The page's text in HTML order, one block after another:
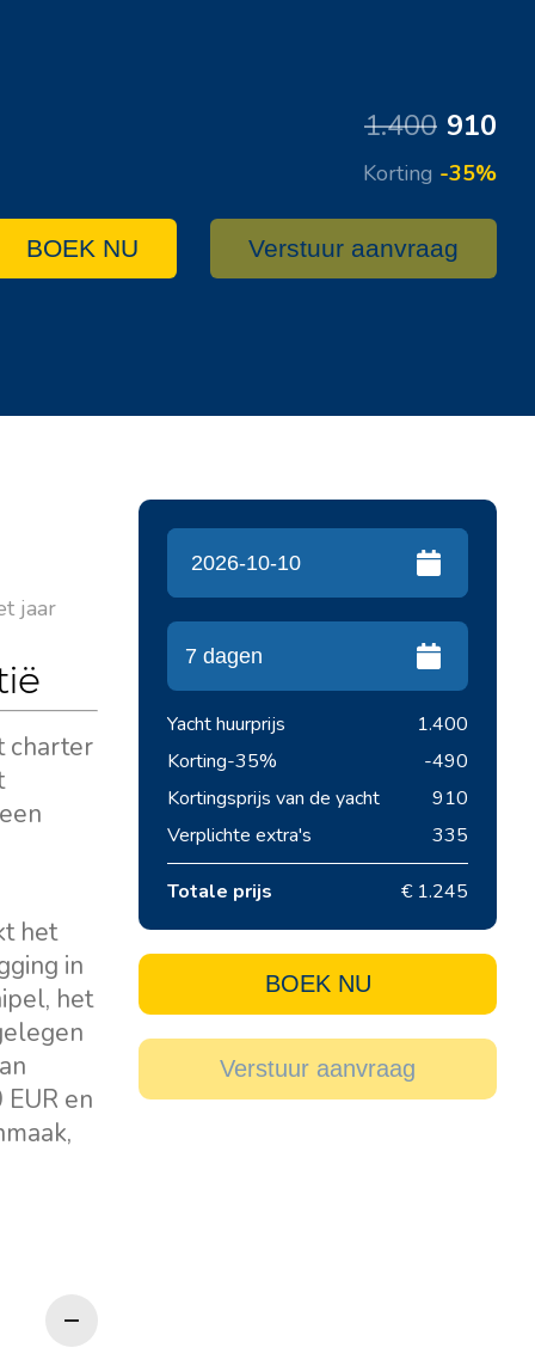
1.400 910
Korting -35%
BOEK NU Verstuur aanvraag
jaar
charter
het
in
het
en
Yacht huurprijs
1.400
Korting-35%
-490
Kortingsprijs van de yacht
910
Verplichte extra's
335
Totale prijs € 1.245
BOEK NU
Verstuur aanvraag